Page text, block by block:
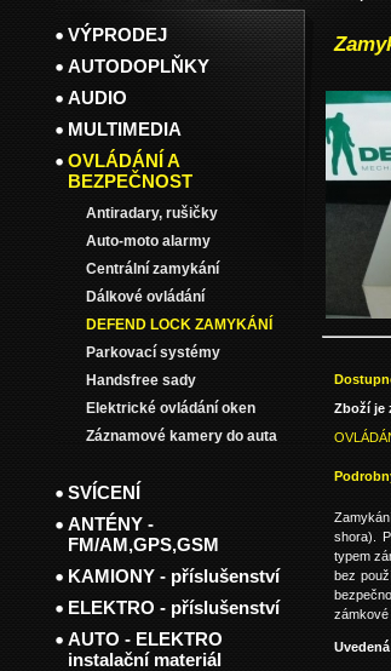
Zboží je
shora).
typem
bez
zámkové
VÝPRODEJ
AUTODOPLŇKY
AUDIO
MULTIMEDIA
OVLÁDÁNÍ A
BEZPEČNOST
Antiradary, rušičky
Auto-moto alarmy
Centrální zamykání
Dálkové ovládání
DEFEND LOCK ZAMYKÁNÍ
Parkovací systémy
Handsfree sady
Elektrické ovládání oken
Záznamové kamery do auta
SVÍCENÍ
ANTÉNY -
FM/AM,GPS,GSM
KAMIONY - příslušenství
ELEKTRO - příslušenství
AUTO - ELEKTRO
instalační materiál